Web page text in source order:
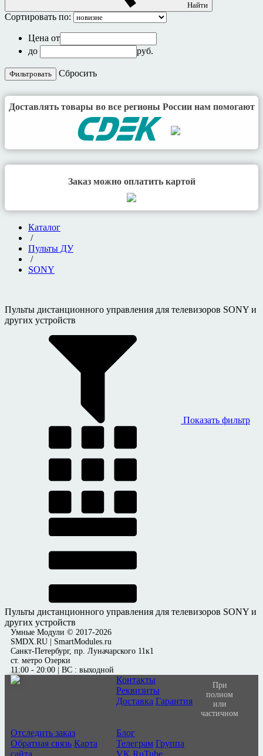
Найти
Сортировать по:
Цена от
до
руб.
Cбросить
Доставлять товары во все регионы России нам помогают
Заказ можно оплатить картой
Каталог
/
Пульты ДУ
/
SONY
Пульты дистанционного управления для телевизоров SONY и
других устройств
Показать фильтр
Пульты дистанционного управления для телевизоров SONY и
других устройств
Умные Модули © 2017-2026
SMDX.RU | SmartModules.ru
Санкт-Петербург, пр. Луначарского 11к1
ст. метро Озерки
11:00 - 20:00 | ВС : выходной
Контакты
Реквизиты
Доставка Гарантия
Отследить заказ
Обратная связь Карта
сайта
Блог
Телеграм Группа
VK RuTube
При
полном
или
частичном